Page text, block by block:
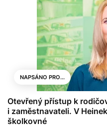
NAPSÁNO PRO...
Otevřený přístup k
i zaměstnavateli. V
školkovné